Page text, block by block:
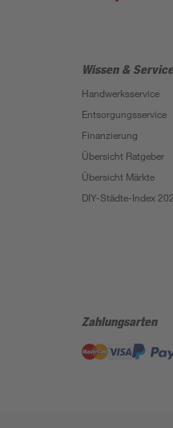
Wissen & Service
Handwerksservice
Entsorgungsservice
Finanzierung
Übersicht Ratgeber
Übersicht Märkte
DIY-Städte-Index
Zahlungsarten